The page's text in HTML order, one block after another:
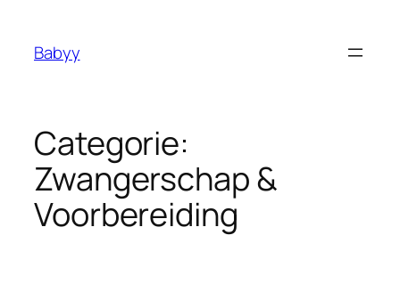
Babyy
Categorie:
Zwangerschap &
Voorbereiding